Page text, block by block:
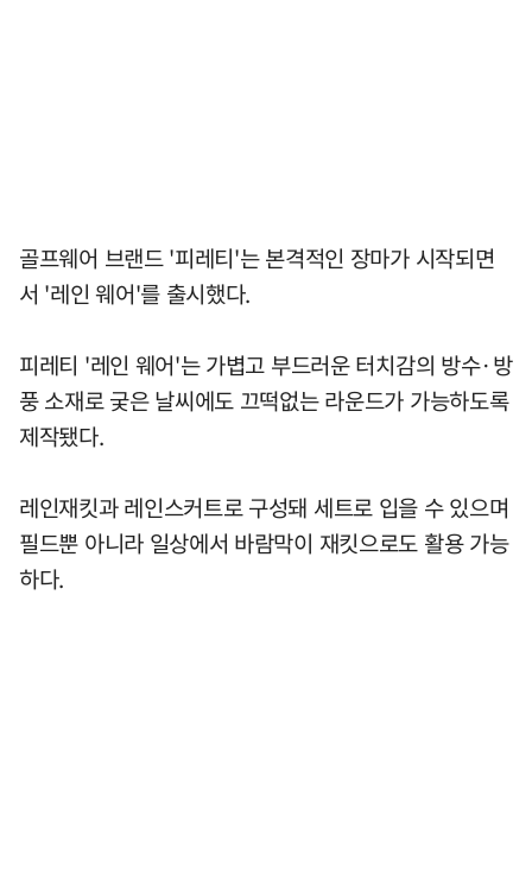
골프웨어 브랜드 '피레티'는 본격적인 장마가 시작되면
서 '레인 웨어'를 출시했다.
피레티 '레인 웨어'는 가볍고 부드러운 터치감의 방수·방
풍 소재로 궂은 날씨에도 끄떡없는 라운드가 가능하도록
제작됐다.
레인재킷과 레인스커트로 구성돼 세트로 입을 수 있으며
필드뿐 아니라 일상에서 바람막이 재킷으로도 활용 가능
하다.